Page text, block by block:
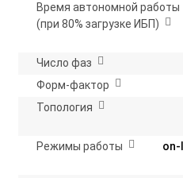
Время автономной работы
(при 80% загрузке ИБП)
Число фаз
Форм-фактор
Топология
Режимы работы
on-